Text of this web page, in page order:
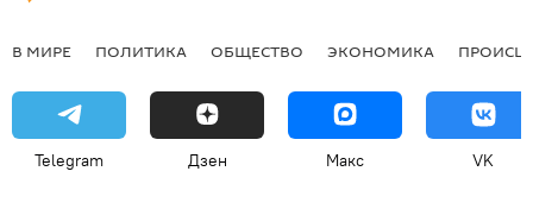
В МИРЕ ПОЛИТИКА ОБЩЕСТВО ЭКОНОМИКА
Telegram Дзен Макс VK